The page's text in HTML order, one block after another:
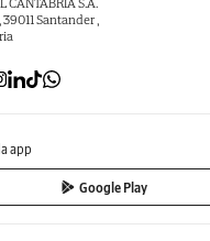
Santander ,
app
Google Play